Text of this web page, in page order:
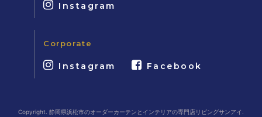
Instagram
Corporate
Instagram Facebook
Copyright. 静岡県浜松市のオーダーカーテンとインテリアの専門店リビングサンアイ.